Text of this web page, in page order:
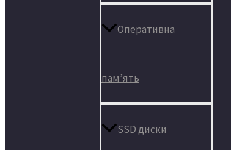
Оперативна
пам’ять
SSD диски